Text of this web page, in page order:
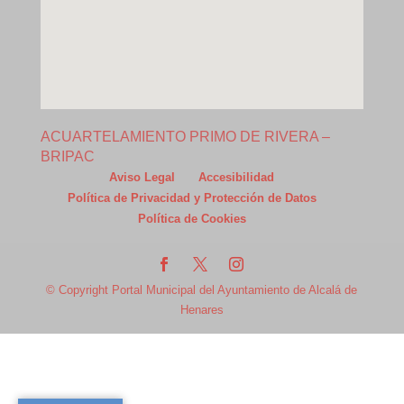
ACUARTELAMIENTO PRIMO DE RIVERA –
BRIPAC
Aviso Legal
Accesibilidad
Política de Privacidad y Protección de Datos
Política de Cookies
© Copyright Portal Municipal del Ayuntamiento de Alcalá de
Henares